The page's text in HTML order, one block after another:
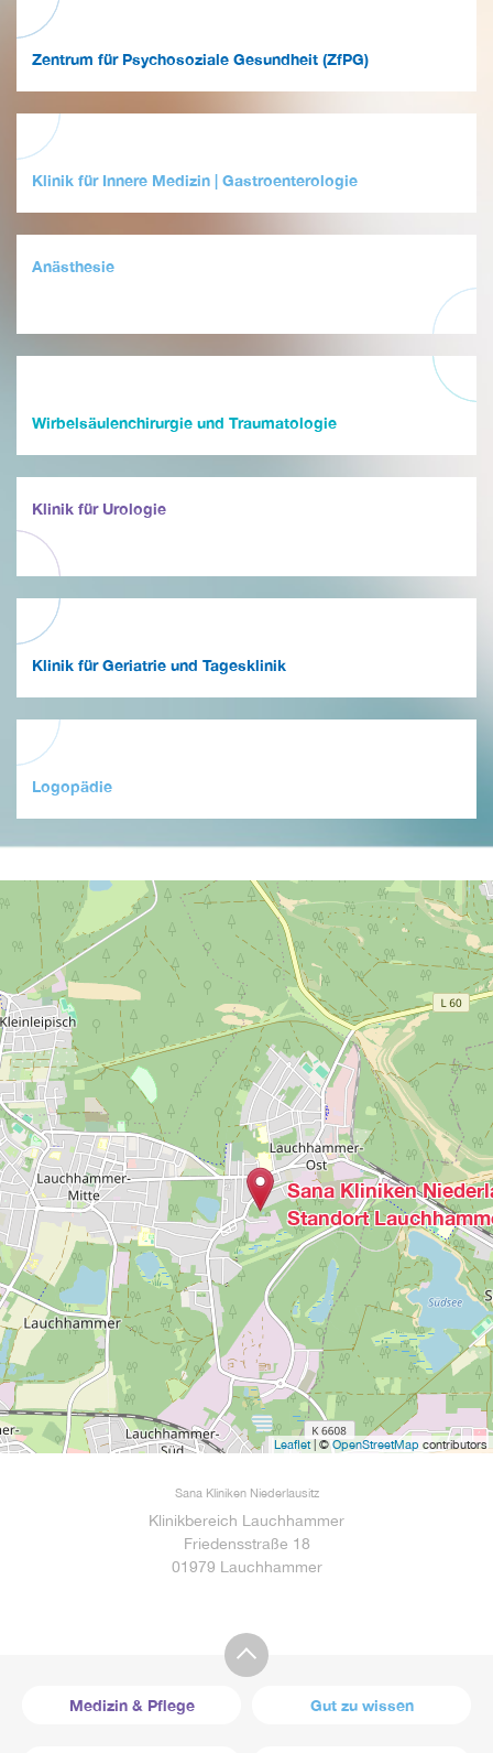
Zentrum für Psychosoziale Gesundheit (ZfPG)
Klinik für Innere Medizin | Gastroenterologie
Anästhesie
Wirbelsäulenchirurgie und Traumatologie
Klinik für Urologie
Klinik für Geriatrie und Tagesklinik
Logopädie
Sana Kliniken
Standort
Leaflet| © OpenStreetMap contributors
Sana Kliniken Niederlausitz
Klinikbereich Lauchhammer
Friedensstraße 18
01979 Lauchhammer
Medizin & Pflege Gut zu wissen